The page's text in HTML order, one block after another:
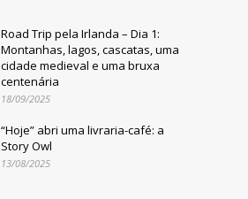
Road Trip pela Irlanda – Dia 1:
Montanhas, lagos, cascatas, uma
cidade medieval e uma bruxa
centenária
18/09/2025
“Hoje” abri uma livraria-café: a
Story Owl
13/08/2025